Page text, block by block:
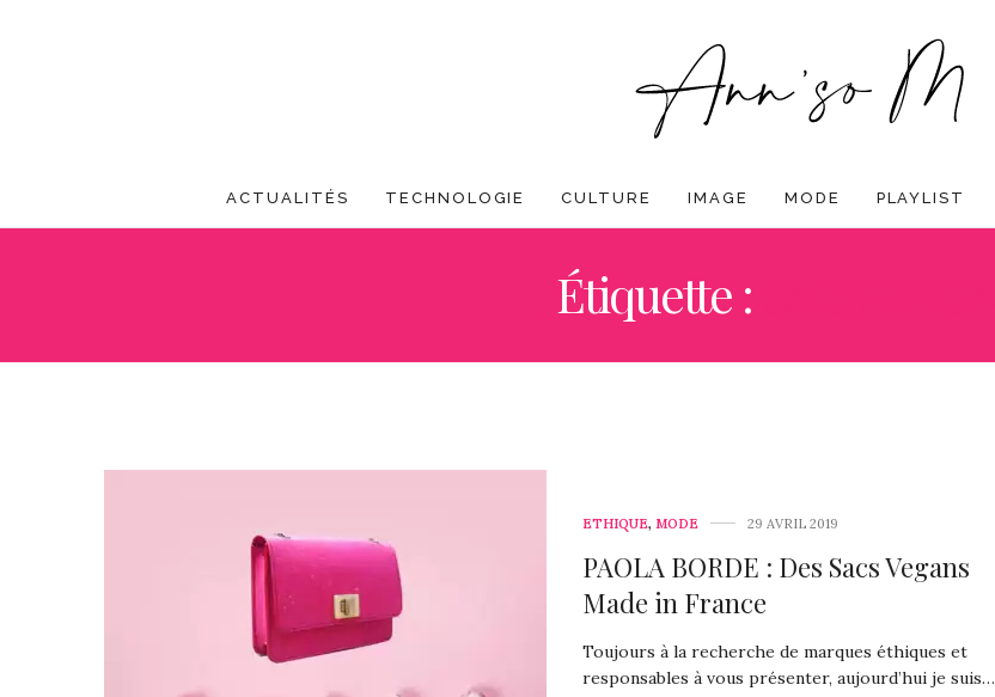
ACTUALITÉS TECHNOLOGIE CULTURE IMAGE MODE PLAYLIST
Étiquette :
ETHIQUE, MODE 29 AVRIL 2019
PAOLA BORDE : Des Sacs Vegans
Made in France
Toujours à la recherche de marques éthiques et
responsables à vous présenter, aujourd’hui je suis…